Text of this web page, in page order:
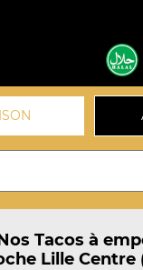
Tacos à
Lille Centre